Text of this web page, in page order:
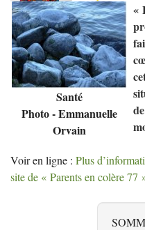
Santé
Photo - Emmanuelle
Orvain
«
Voir en ligne : Plus
site de « Parents en colère 77